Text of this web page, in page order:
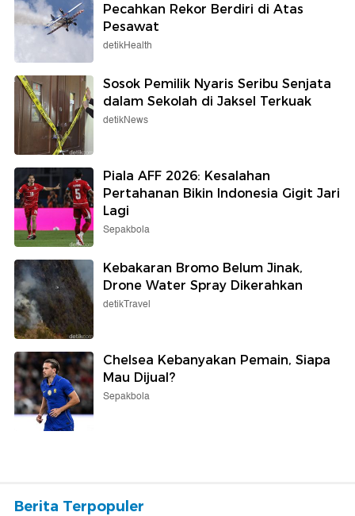
Pecahkan Rekor Berdiri di Atas
Pesawat
detikHealth
Sosok Pemilik Nyaris Seribu Senjata
dalam Sekolah di Jaksel Terkuak
detikNews
Piala AFF 2026: Kesalahan
Pertahanan Bikin Indonesia Gigit Jari
Lagi
Sepakbola
Kebakaran Bromo Belum Jinak,
Drone Water Spray Dikerahkan
detikTravel
Chelsea Kebanyakan Pemain, Siapa
Mau Dijual?
Sepakbola
Berita Terpopuler